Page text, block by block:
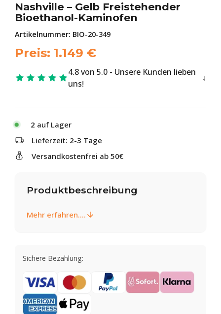
Nashville – Gelb Freistehender
Bioethanol-Kaminofen
Artikelnummer: BIO-20-349
Preis: 1.149 €
4.8 von 5.0 - Unsere Kunden lieben
uns!
2 auf Lager
Lieferzeit: 2-3 Tage
Versandkostenfrei ab 50€
Produktbeschreibung
Mehr erfahren....
Sichere Bezahlung: